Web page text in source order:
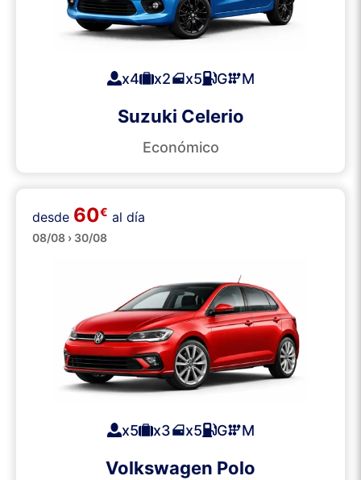
x4 x2 x5 G M
Suzuki Celerio
Económico
Medianos
desde 60€ al día
08/08 › 30/08
x5 x3 x5 G M
Volkswagen Polo